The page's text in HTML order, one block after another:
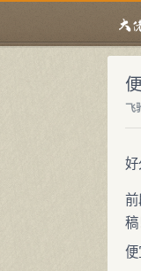
飞
好
稿
便